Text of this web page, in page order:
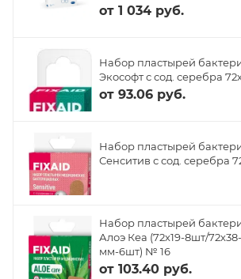
от 1 034 руб.
Набор пластырей
Экософт с сод. серебра
от 93.06 руб.
Набор пластырей
Сенситив с сод. серебра
Набор пластырей
Алоэ Кеа (72х19-8шт/
мм-6шт) № 16
от 103.40 руб.